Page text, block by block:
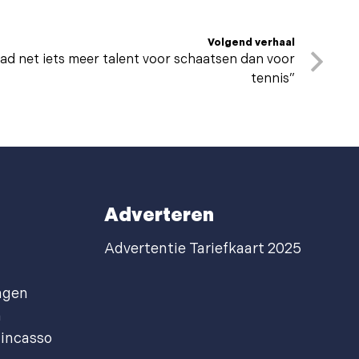
Volgend verhaal
net iets meer talent voor schaatsen dan voor
tennis”
Adverteren
Advertentie Tariefkaart 2025